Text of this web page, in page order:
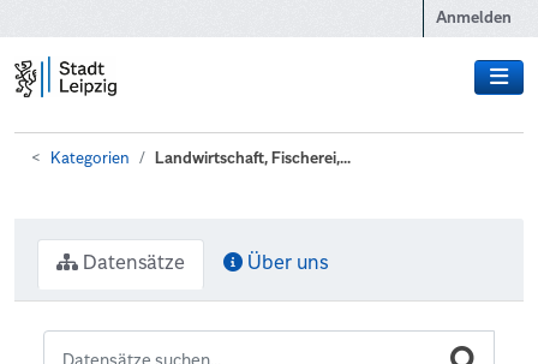
Anmelden
Kategorien Landwirtschaft, Fischerei,...
Datensätze Über uns